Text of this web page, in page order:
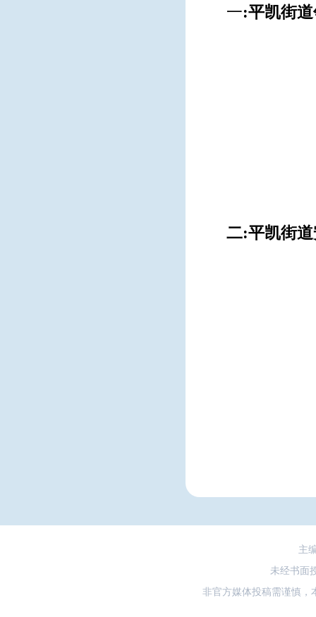
一:平凯街
二:平凯街
主
未经书面
非官方媒体投稿需谨慎，